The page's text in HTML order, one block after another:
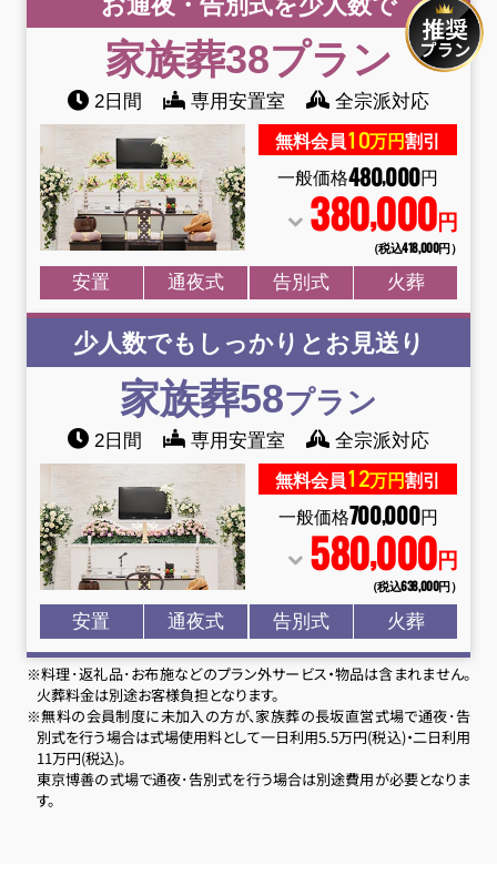
家族葬38プラン
2日間 専用安置室 全宗派対応
無料会員10万円割引
一般価格480,000円
380,000円
（税込418,000円）
安置 通夜式 告別式 火葬
少人数でもしっかりとお見送り
家族葬58プラン
2日間 専用安置室 全宗派対応
無料会員12万円割引
一般価格700,000円
580,000円
（税込638,000円）
安置 通夜式 告別式 火葬
※料理･返礼品･お布施などのプラン外サービス・物品は含まれません。
火葬料金は別途お客様負担となります。
※無料の会員制度に未加入の方が、家族葬の長坂直営式場で通夜･告
別式を行う場合は式場使用料として一日利用5.5万円(税込)・二日利用
11万円(税込)。
東京博善の式場で通夜･告別式を行う場合は別途費用が必要となりま
す。